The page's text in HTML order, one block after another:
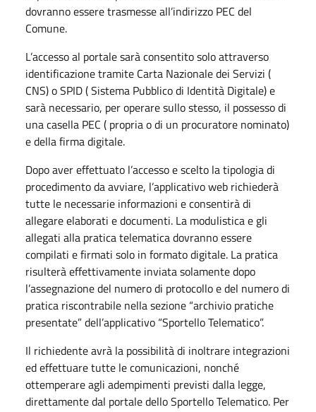
dovranno essere trasmesse all’indirizzo PEC del
Comune.
L’accesso al portale sarà consentito solo attraverso
identificazione tramite Carta Nazionale dei Servizi (
CNS) o SPID ( Sistema Pubblico di Identità Digitale) e
sarà necessario, per operare sullo stesso, il possesso di
una casella PEC ( propria o di un procuratore nominato)
e della firma digitale.
Dopo aver effettuato l’accesso e scelto la tipologia di
procedimento da avviare, l’applicativo web richiederà
tutte le necessarie informazioni e consentirà di
allegare elaborati e documenti. La modulistica e gli
allegati alla pratica telematica dovranno essere
compilati e firmati solo in formato digitale. La pratica
risulterà effettivamente inviata solamente dopo
l’assegnazione del numero di protocollo e del numero di
pratica riscontrabile nella sezione “archivio pratiche
presentate” dell’applicativo “Sportello Telematico”.
Il richiedente avrà la possibilità di inoltrare integrazioni
ed effettuare tutte le comunicazioni, nonché
ottemperare agli adempimenti previsti dalla legge,
direttamente dal portale dello Sportello Telematico. Per